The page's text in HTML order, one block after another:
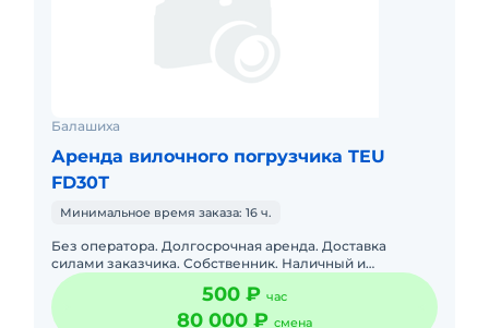
Балашиха
Аренда вилочного погрузчика TEU
FD30Т
Минимальное время заказа: 16 ч.
Без оператора. Долгосрочная аренда. Доставка
силами заказчика. Собственник. Наличный и
безналичный расчет. Без посредников. Топливо
оплачивается отдельно.500 ₽ час
80 000 ₽ смена